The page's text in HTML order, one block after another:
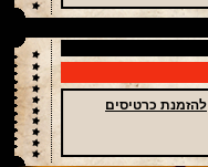
להזמנת כרטיסים